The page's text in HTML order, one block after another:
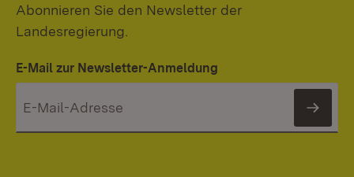
Abonnieren Sie den Newsletter der
Landesregierung.
E-Mail zur Newsletter-Anmeldung